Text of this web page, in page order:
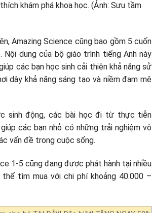
Amazing Science cũng bao gồm 5 cuốn
dung của bộ giáo trình tiếng Anh này
các bạn học sinh cải thiện khả năng sử
dậy khả năng sáng tạo và niềm đam mê
sinh động, các bài học đi từ thực tiễn
các bạn nhỏ có những trải nghiệm vô
vấn đề trong cuộc sống.
1-5 cũng đang được phát hành tại nhiều
tìm mua với chi phí khoảng 40.000 –